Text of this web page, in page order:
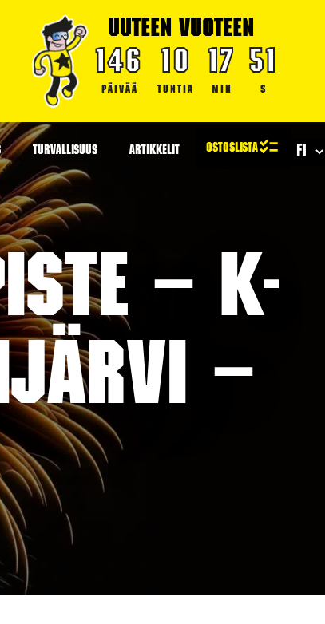
UUTEEN VUOTEEN
146
PÄIVÄÄ
10
TUNTIA
17
MIN
51
S
TURVALLISUUS ARTIKKELIT
– K-
–